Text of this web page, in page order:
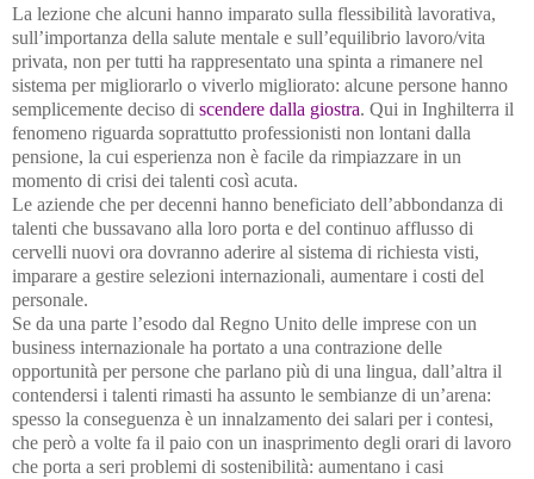
La lezione che alcuni hanno imparato sulla flessibilità lavorativa,
sull’importanza della salute mentale e sull’equilibrio lavoro/vita
privata, non per tutti ha rappresentato una spinta a rimanere nel
sistema per migliorarlo o viverlo migliorato: alcune persone hanno
semplicemente deciso di scendere dalla giostra. Qui in Inghilterra il
fenomeno riguarda soprattutto professionisti non lontani dalla
pensione, la cui esperienza non è facile da rimpiazzare in un
momento di crisi dei talenti così acuta.
Le aziende che per decenni hanno beneficiato dell’abbondanza di
talenti che bussavano alla loro porta e del continuo afflusso di
cervelli nuovi ora dovranno aderire al sistema di richiesta visti,
imparare a gestire selezioni internazionali, aumentare i costi del
personale.
Se da una parte l’esodo dal Regno Unito delle imprese con un
business internazionale ha portato a una contrazione delle
opportunità per persone che parlano più di una lingua, dall’altra il
contendersi i talenti rimasti ha assunto le sembianze di un’arena:
spesso la conseguenza è un innalzamento dei salari per i contesi,
che però a volte fa il paio con un inasprimento degli orari di lavoro
che porta a seri problemi di sostenibilità: aumentano i casi